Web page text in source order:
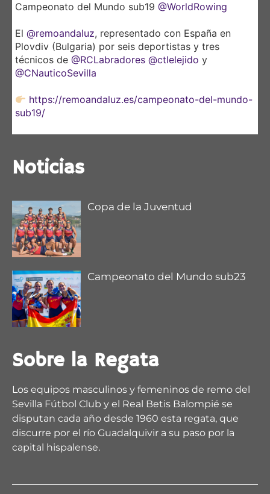
Campeonato del Mundo sub19 @WorldRowing
El @remoandaluz, representado con España en
Plovdiv (Bulgaria) por seis deportistas y tres
técnicos de @RCLabradores @ctlelejido y
@CNauticoSevilla
https://remoandaluz.es/campeonato-del-mundo-
sub19/
2 5
remoandaluz @remoandaluz
@muchodeportecom/ La satisfacción de Esther
Fuerte
https://www.muchodeporte.com/deporte-
andaluz/la-satisfaccion...
Noticias
Copa de la Juventud
Campeonato del Mundo sub23
Sobre la Regata
Los equipos masculinos y femeninos de remo del
Sevilla Fútbol Club y el Real Betis Balompié se
disputan cada año desde 1960 esta regata, que
discurre por el río Guadalquivir a su paso por la
capital hispalense.